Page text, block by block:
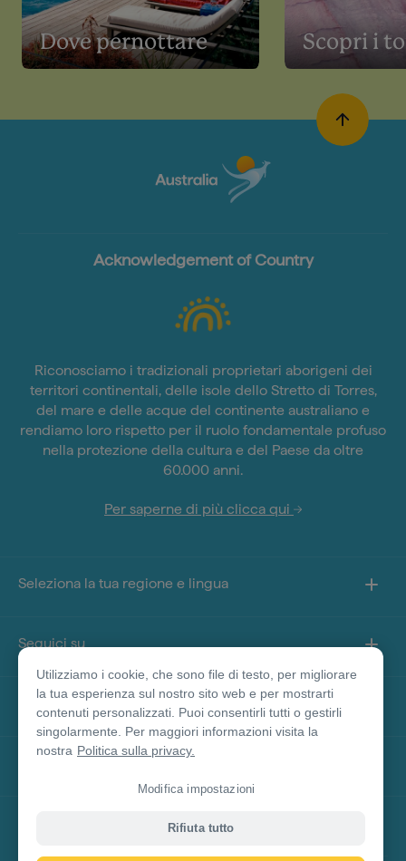
Dove pernottare Scopri i
Acknowledgement of Country
Riconosciamo i tradizionali proprietari aborigeni dei
territori continentali, delle isole dello Stretto di Torres,
del mare e delle acque del continente australiano e
rendiamo loro rispetto per il ruolo fondamentale profuso
nella protezione della cultura e del Paese da oltre
60.000 anni.
Per saperne di più clicca qui
Seleziona la tua regione e lingua
Seguici su
Informazioni sul sito
Utilizziamo i cookie, che sono file di testo, per migliorare
la tua esperienza sul nostro sito web e per mostrarti
contenuti personalizzati. Puoi consentirli tutti o gestirli
singolarmente. Per maggiori informazioni visita la
nostra Politica sulla privacy.
Rifiuta tutto
Modifica impostazioni